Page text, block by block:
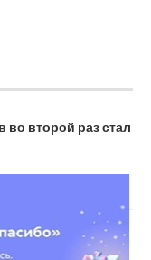
второй раз стал
матче
«Юту» в матче